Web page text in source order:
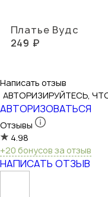
Платье Вудс
249 ₽
Написать отзыв
АВТОРИЗИРУЙТЕСЬ,
АВТОРИЗОВАТЬСЯ
Отзывы
4.98
+20 бонусов за отзыв
НАПИСАТЬ ОТЗЫВ